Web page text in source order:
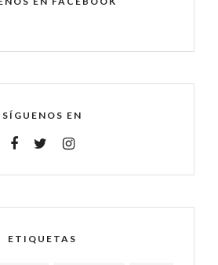
SÍGUENOS EN
ETIQUETAS